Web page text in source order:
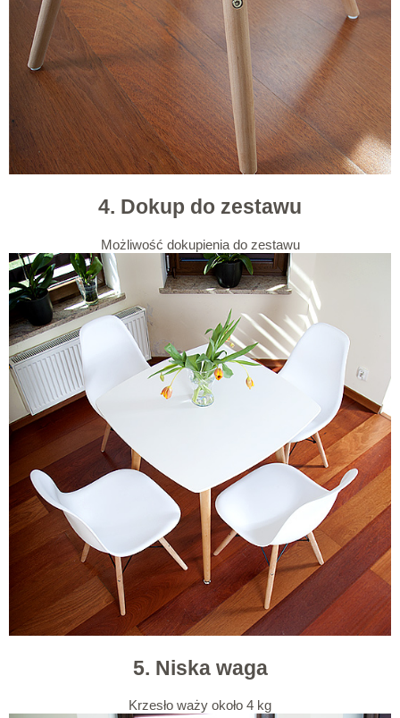
4. Dokup do zestawu
Możliwość dokupienia do zestawu
5. Niska waga
Krzesło waży około 4 kg